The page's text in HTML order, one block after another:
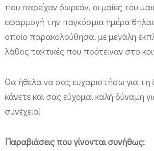
η
λ
α
μ
ο
ύ
που παρείχαν δωρεάν, οι μαίες του
εφαρμογή την παγκόσμια ημέρα
οποίο παρακολούθησα, με μεγάλη
λάθος τακτικές που πρότειναν στο
Θα ήθελα να σας ευχαριστήσω για τη
κάνετε και σας εύχομαι καλή δύναμη
συνέχεια!
Παραβιάσεις που γίνονται συνήθως: